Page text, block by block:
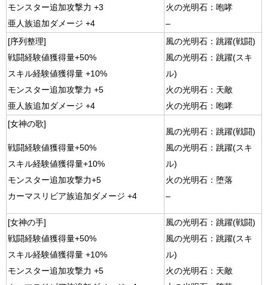
モンスター追加攻撃力 +3
亜人族追加ダメージ +4
火の光明石：咆哮
–
[序列整理]
戦闘経験値獲得量+50%
スキル経験値獲得量 +10%
モンスター追加攻撃力 +5
亜人族追加ダメージ +4
風の光明石：跳躍(戦闘)
風の光明石：跳躍(スキ
ル)
火の光明石：天敵
火の光明石：咆哮
[女神の歌]
戦闘経験値獲得量+50%
スキル経験値獲得量+10%
モンスター追加攻撃力+5
カーマスリビア族追加ダメージ +4
風の光明石：跳躍(戦闘)
風の光明石：跳躍(スキ
ル)
火の光明石：堕落
–
[女神の手]
戦闘経験値獲得量+50%
スキル経験値獲得量 +10%
モンスター追加攻撃力 +5
風の光明石：跳躍(戦闘)
風の光明石：跳躍(スキ
ル)
火の光明石：天敵